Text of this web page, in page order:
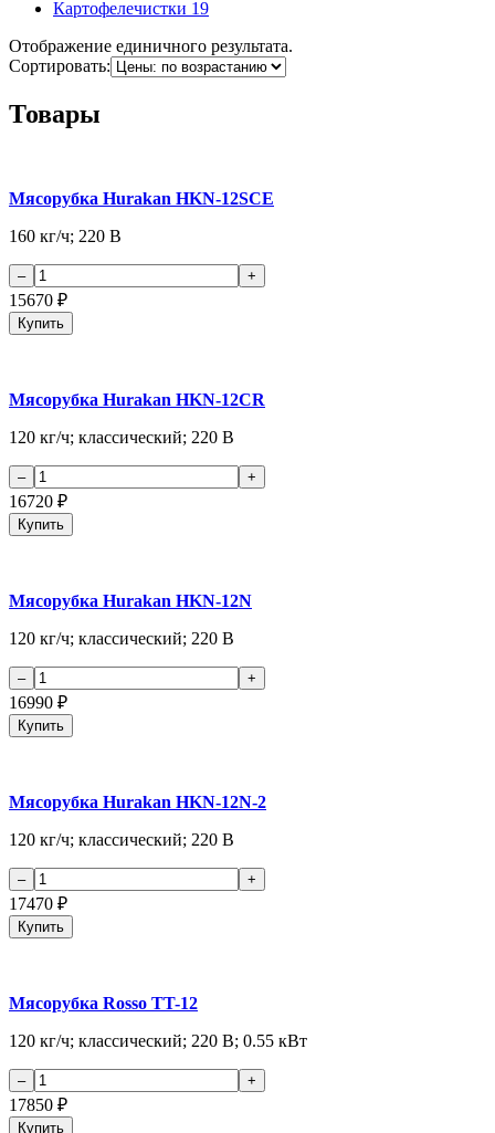
Картофелечистки 19
Отображение единичного результата.
Сортировать:
Товары
Мясорубка Hurakan HKN-12SCE
160 кг/ч; 220 В
15670 ₽
Купить
Мясорубка Hurakan HKN-12CR
120 кг/ч; классический; 220 В
16720 ₽
Купить
Мясорубка Hurakan HKN-12N
120 кг/ч; классический; 220 В
16990 ₽
Купить
Мясорубка Hurakan HKN-12N-2
120 кг/ч; классический; 220 В
17470 ₽
Купить
Мясорубка Rosso TT-12
120 кг/ч; классический; 220 В; 0.55 кВт
17850 ₽
Купить